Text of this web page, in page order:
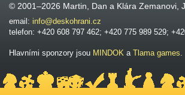
© 2001–2026 Martin, Dan a Klára Zemanovi,
email: info@deskohrani.cz
telefon: +420 608 797 462; +420 775 989 529;
Hlavními sponzory jsou MINDOK a Tlama games.